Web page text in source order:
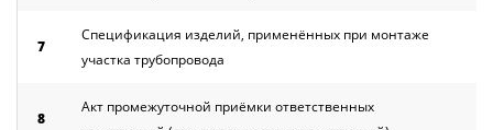
7
Спецификация изделий, применённых при монтаже
участка трубопровода
8
Акт промежуточной приёмки ответственных